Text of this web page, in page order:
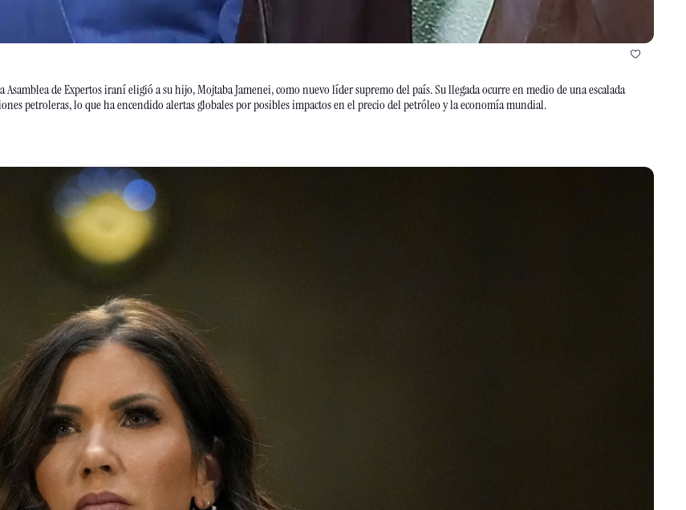
de Expertos iraní eligió a su hijo, Mojtaba Jamenei, como nuevo líder supremo del país. Su llegada ocurre en medio de una escalada